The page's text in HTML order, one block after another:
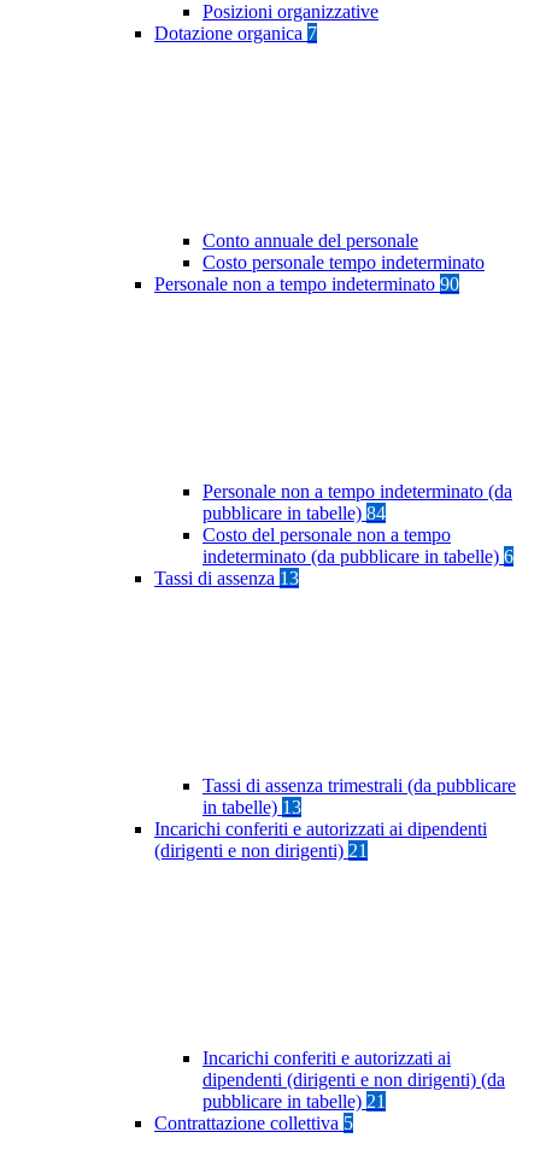
Posizioni organizzative
Dotazione organica 7
Conto annuale del personale
Costo personale tempo indeterminato
Personale non a tempo indeterminato 90
Personale non a tempo indeterminato (da
pubblicare in tabelle) 84
Costo del personale non a tempo
indeterminato (da pubblicare in tabelle) 6
Tassi di assenza 13
Tassi di assenza trimestrali (da pubblicare
in tabelle) 13
Incarichi conferiti e autorizzati ai dipendenti
(dirigenti e non dirigenti) 21
Incarichi conferiti e autorizzati ai
dipendenti (dirigenti e non dirigenti) (da
pubblicare in tabelle) 21
Contrattazione collettiva 5